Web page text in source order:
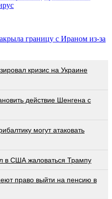
границу с Ираном из-за
кризис на Украине
действие Шенгена с
могут атаковать
в США жаловаться Трампу
право выйти на пенсию в